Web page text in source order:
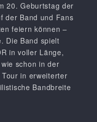
20. Geburtstag der
der Band und Fans
feiern können –
Die Band spielt
in voller Länge,
schon in der
in erweiterter
Bandbreite